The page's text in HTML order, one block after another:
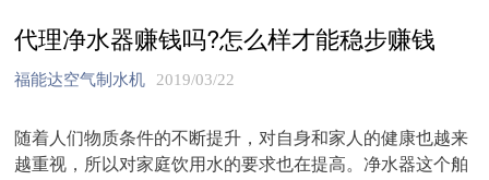
代理净水器赚钱吗?怎么样才能稳步赚钱
福能达空气制水机 2019/03/22
随着人们物质条件的不断提升，对自身和家人的健康也越来
越重视，所以对家庭饮用水的要求也在提高。净水器这个舶